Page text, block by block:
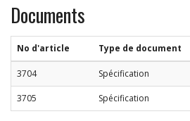
Documents
No d'article Type de document
3704 Spécification
3705 Spécification